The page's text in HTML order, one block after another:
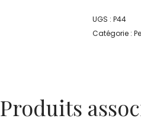
UGS : P44
Catégorie :
Produits